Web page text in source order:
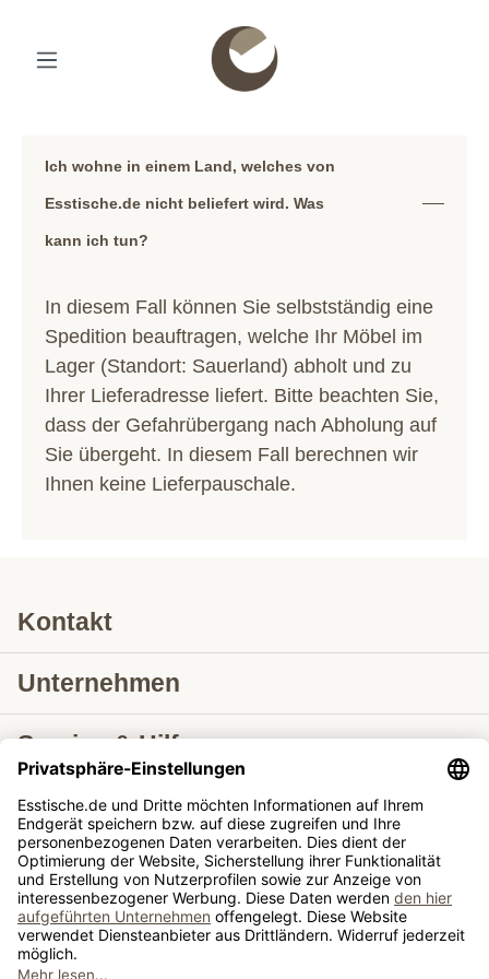
Ich wohne in einem Land, welches von
Esstische.de nicht beliefert wird. Was
kann ich tun?
In diesem Fall können Sie selbstständig eine
Spedition beauftragen, welche Ihr Möbel im
Lager (Standort: Sauerland) abholt und zu
Ihrer Lieferadresse liefert. Bitte beachten Sie,
dass der Gefahrübergang nach Abholung auf
Sie übergeht. In diesem Fall berechnen wir
Ihnen keine Lieferpauschale.
Kontakt
Unternehmen
Service & Hilfe
Lieferung nach
Tische ausziehbar
Tische